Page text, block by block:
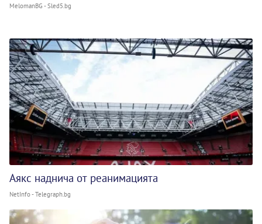
MelomanBG - Sled5.bg
Аякс наднича от реанимацията
NetInfo - Telegraph.bg